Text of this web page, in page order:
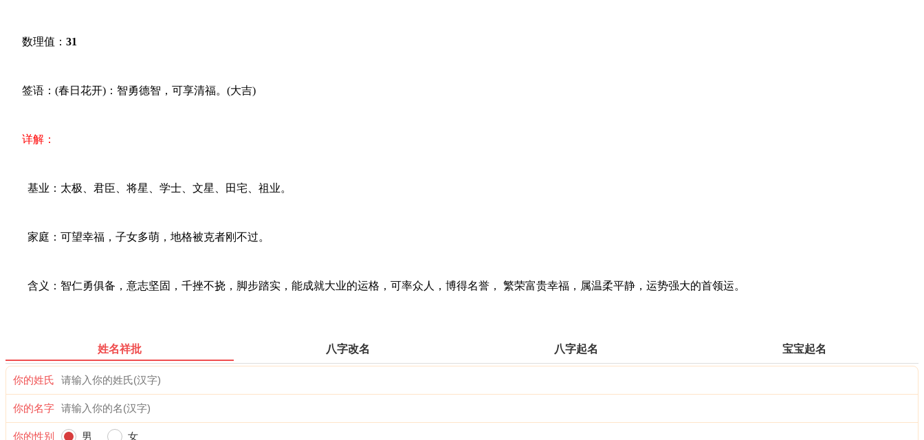
数理值： 31
签语：(春日花开)：智勇德智，可享清福。(大吉)
详解：
基业：太极、君臣、将星、学士、文星、田宅、祖业。
家庭：可望幸福，子女多萌，地格被克者刚不过。
含义：智仁勇俱备，意志坚固，千挫不挠，脚步踏实，能成就大业的运格，可率众人，博得名誉， 繁荣富贵幸福，属温柔平静，运势强大的首领运。
姓名祥批 八字改名 八字起名 宝宝起名
你的姓氏
你的名字
你的性别 男 女